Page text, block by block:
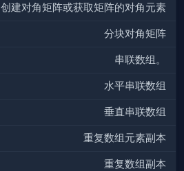
创建对角矩阵或获取矩阵的对角元素
分块对角矩阵
串联数组。
水平串联数组
垂直串联数组
重复数组元素副本
重复数组副本